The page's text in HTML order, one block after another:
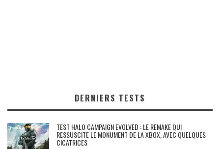
DERNIERS TESTS
TEST HALO CAMPAIGN EVOLVED : LE REMAKE QUI
RESSUSCITE LE MONUMENT DE LA XBOX, AVEC QUELQUES
CICATRICES